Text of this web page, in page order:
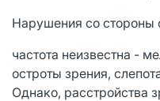
Нарушения со стороны
частота неизвестна -
остроты зрения,
Однако, расстройства